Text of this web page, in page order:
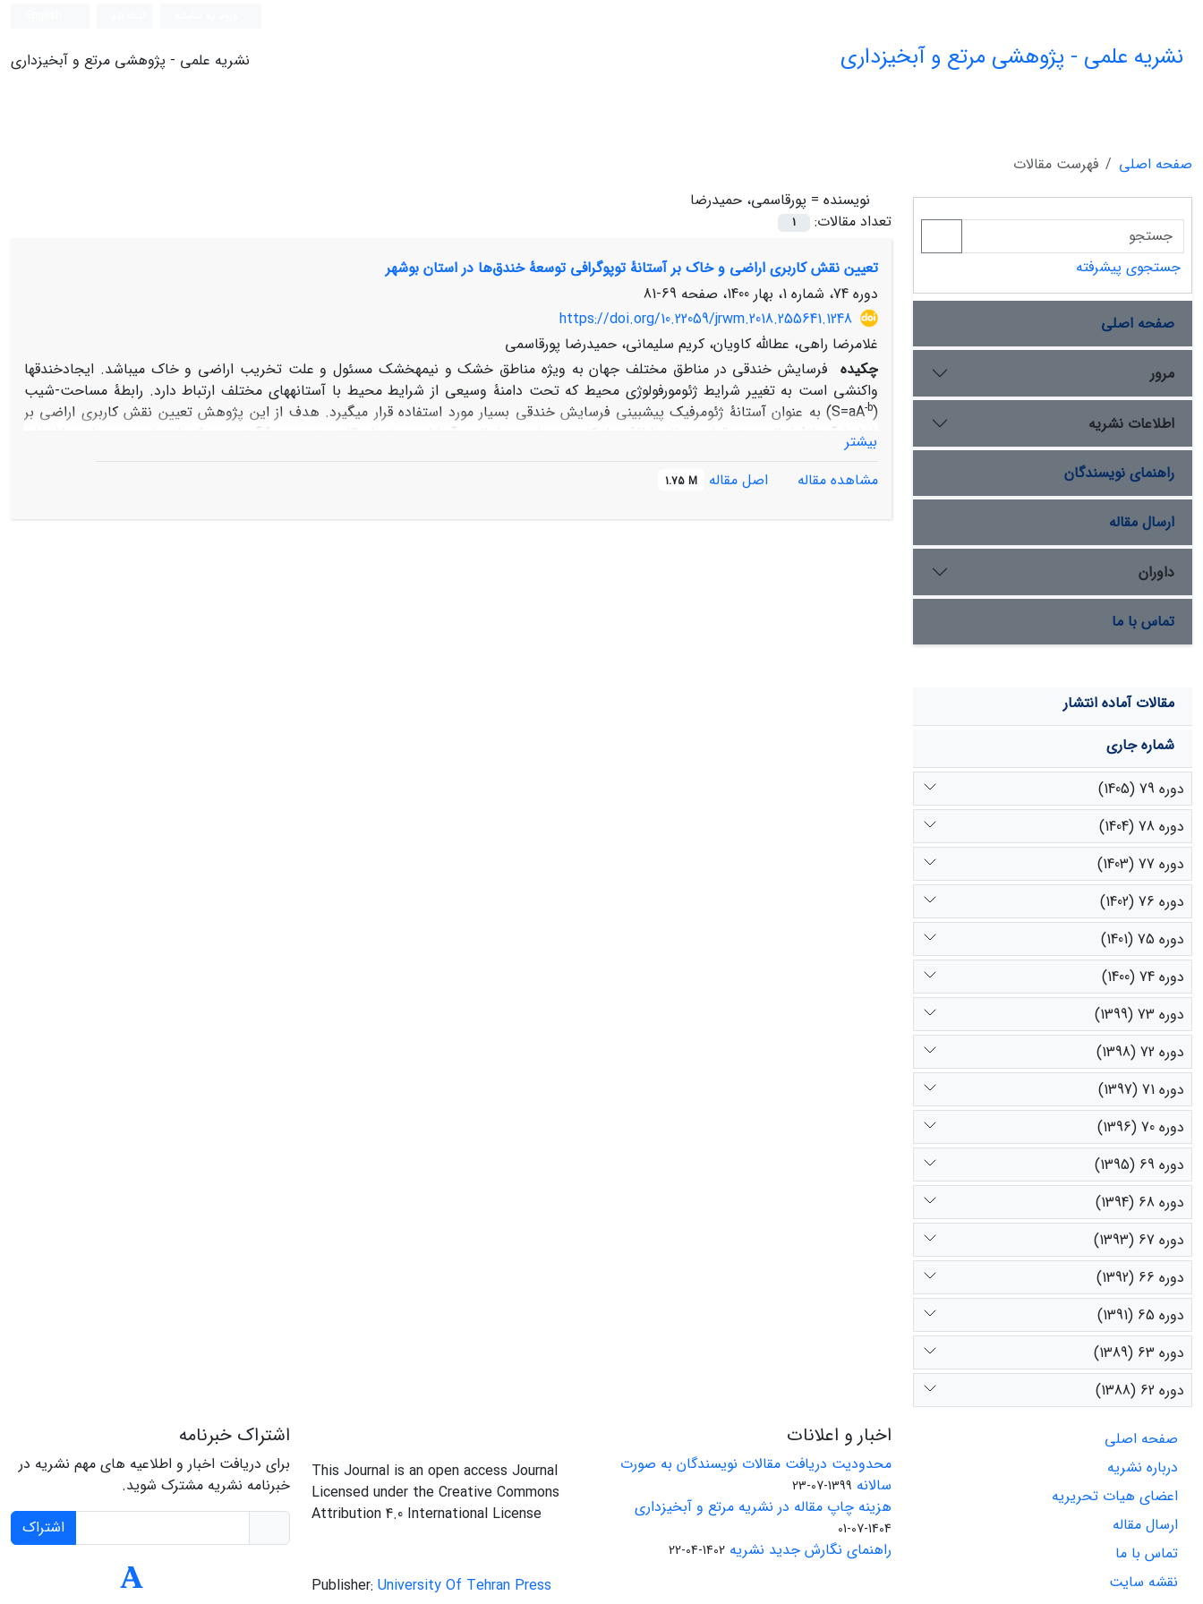
نشریه علمی - پژوهشی مرتع و آبخیزداری نشریه علمی - پژوهشی مرتع و آبخیزداری
صفحه اصلی
فهرست مقالات
نویسنده = پورقاسمی، حمیدرضا
تعداد مقالات:
1
تعیین نقش کاربری اراضی و خاک بر آستانۀ توپوگرافی توسعۀ خندق‌ها در استان بوشهر
دوره 74، شماره 1، بهار 1400، صفحه
69-81
https://doi.org/10.22059/jrwm.2018.255641.1248
غلامرضا راهی، عطالله کاویان، کریم سلیمانی، حمیدرضا پورقاسمی
چکیده فرسایش خندقی در مناطق مختلف جهان به ویژه مناطق خشک و نیمه­خشک مسئول و علت تخریب اراضی و خاک می­باشد. ایجادخندق­ها
واکنشی است به تغییر شرایط ژئومورفولوژی محیط که تحت دامنۀ وسیعی از شرایط محیط با آستانه­های مختلف ارتباط دارد. رابطۀ مساحت-شیب
(S=aA
-b
) به عنوان آستانۀ ­ژئومرفیک پیش­بینی فرسایش خندقی بسیار مورد استفاده قرار می­گیرد. هدف از این پژوهش تعیین نقش کاربری اراضی بر
شرایط آستانۀ فعالیت خندق­ها به منظور ارائۀ مدل کاربری پیش­بینی فعالیت آن­ها است. تعداد140خندق در حوزۀ آبخیز دره کره انتخاب و پس از برداشت­های
تا۲۰۵/۰- است و برای کاربری کشاورزی رابطۀ مذکور برابر باS=5.74A
است. به طوری­که با افزایش مساحت و رواناب ناشی از آن افزایش می­یابد و رخ داد خندق­ها در شیب کمتری قابل اتفاق خواهد بود. همچنین کم­تر بودن
بیشتر
مشاهده مقاله
اصل مقاله 1.75 M
جستجوی پیشرفته
صفحه اصلی
مرور
اطلاعات نشریه
راهنمای نویسندگان
ارسال مقاله
داوران
تماس با ما
مقالات آماده انتشار
شماره جاری
دوره 79 (1405)
دوره 78 (1404)
دوره 77 (1403)
دوره 76 (1402)
دوره 75 (1401)
دوره 74 (1400)
دوره 73 (1399)
دوره 72 (1398)
دوره 71 (1397)
دوره 70 (1396)
دوره 69 (1395)
دوره 68 (1394)
دوره 67 (1393)
دوره 66 (1392)
دوره 65 (1391)
دوره 63 (1389)
دوره 62 (1388)
صفحه اصلی
درباره نشریه
اعضای هیات تحریریه
ارسال مقاله
تماس با ما
نقشه سایت
اخبار و اعلانات
محدودیت دریافت مقالات نویسندگان به صورت
سالانه 1399-07-23
هزینه چاپ مقاله در نشریه مرتع و آبخیزداری
1404-07-01
راهنمای نگارش جدید نشریه 1402-04-22
This Journal is an open access Journal
Licensed under the Creative Commons
Attribution 4.0 International License
Publisher: University Of Tehran Press
اشتراک خبرنامه
برای دریافت اخبار و اطلاعیه های مهم نشریه در
خبرنامه نشریه مشترک شوید.
اشتراک